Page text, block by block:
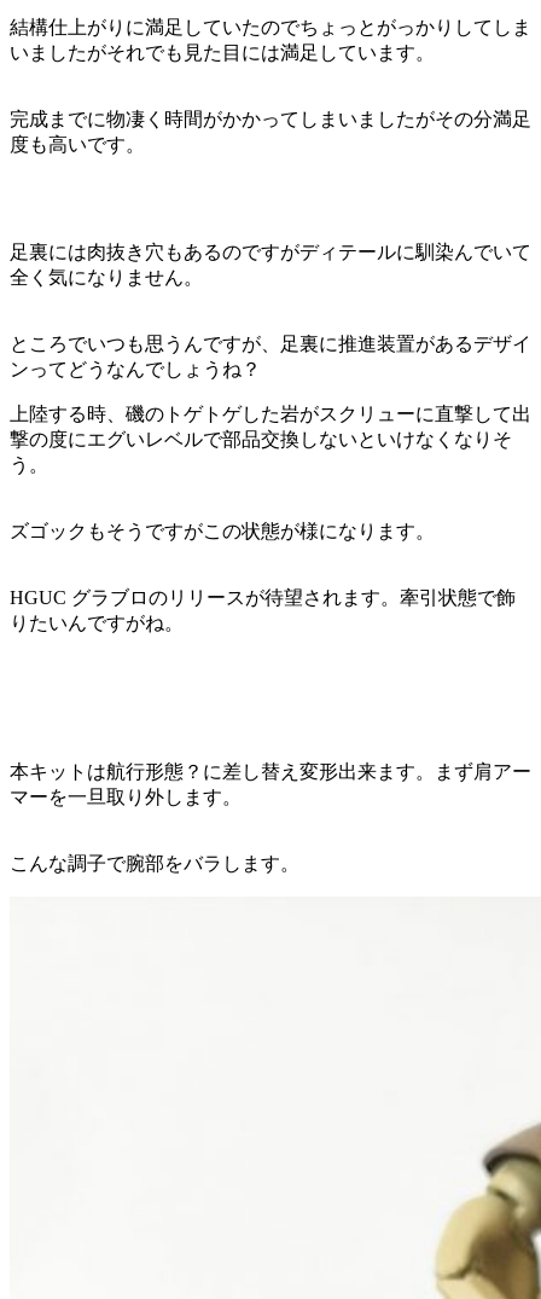
結構仕上がりに満足していたのでちょっとがっかりしてしま
いましたがそれでも見た目には満足しています。
完成までに物凄く時間がかかってしまいましたがその分満足
度も高いです。
足裏には肉抜き穴もあるのですがディテールに馴染んでいて
全く気になりません。
ところでいつも思うんですが、足裏に推進装置があるデザイ
ンってどうなんでしょうね？
上陸する時、磯のトゲトゲした岩がスクリューに直撃して出
撃の度にエグいレベルで部品交換しないといけなくなりそ
う。
ズゴックもそうですがこの状態が様になります。
HGUC グラブロのリリースが待望されます。牽引状態で飾
りたいんですがね。
本キットは航行形態？に差し替え変形出来ます。まず肩アー
マーを一旦取り外します。
こんな調子で腕部をバラします。